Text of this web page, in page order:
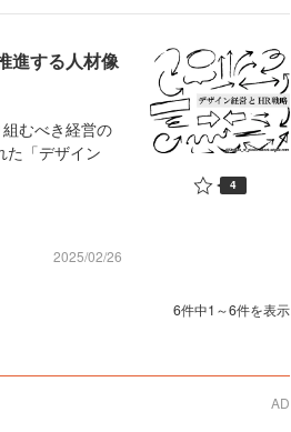
進する人材像
むべき経営の
た「デザイン
2025/02/26
4
6件中1～6件を表示
AD